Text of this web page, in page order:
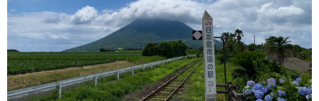
2026年02月16日
飛鳥II 2027年オセアニアグランドクルーズ発表！